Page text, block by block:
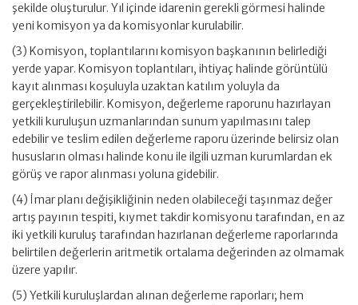
şekilde oluşturulur. Yıl içinde idarenin gerekli görmesi halinde
yeni komisyon ya da komisyonlar kurulabilir.
(3) Komisyon, toplantılarını komisyon başkanının belirlediği
yerde yapar. Komisyon toplantıları, ihtiyaç halinde görüntülü
kayıt alınması koşuluyla uzaktan katılım yoluyla da
gerçekleştirilebilir. Komisyon, değerleme raporunu hazırlayan
yetkili kuruluşun uzmanlarından sunum yapılmasını talep
edebilir ve teslim edilen değerleme raporu üzerinde belirsiz olan
hususların olması halinde konu ile ilgili uzman kurumlardan ek
görüş ve rapor alınması yoluna gidebilir.
(4) İmar planı değişikliğinin neden olabileceği taşınmaz değer
artış payının tespiti, kıymet takdir komisyonu tarafından, en az
iki yetkili kuruluş tarafından hazırlanan değerleme raporlarında
belirtilen değerlerin aritmetik ortalama değerinden az olmamak
üzere yapılır.
(5) Yetkili kuruluşlardan alınan değerleme raporları; hem